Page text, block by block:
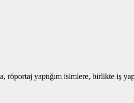
röportaj yaptığım isimlere, birlikte iş